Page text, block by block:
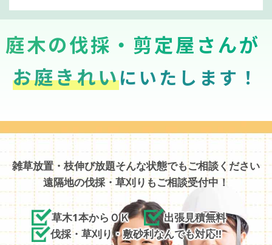
庭木の伐採・剪定屋さんが
お庭きれいにいたします！
雑草放置・枝伸び放題そんな状態でもご相談ください
遠隔地の伐採・草刈りもご相談受付中！
草木1本からＯＫ
出張見積無料
伐採・草刈り・敷砂利なんでも対応!!